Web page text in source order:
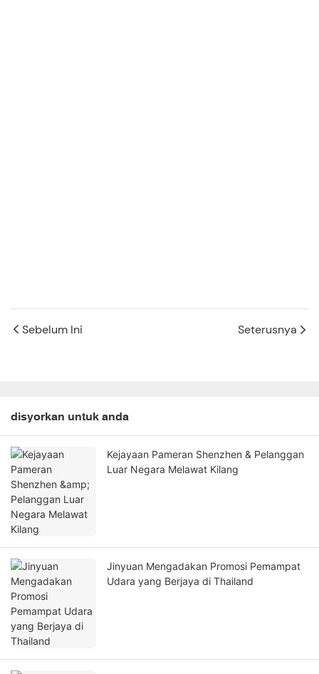
Sebelum Ini Seterusnya
disyorkan untuk anda
Kejayaan Pameran Shenzhen & Pelanggan
Luar Negara Melawat Kilang
Jinyuan Mengadakan Promosi Pemampat
Udara yang Berjaya di Thailand